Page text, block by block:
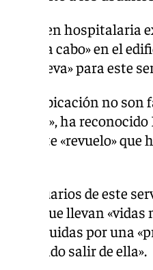
la orden hospitalaria
llevar a cabo» en el
nueva» para este
de ubicación no
tiempo», ha
a este «revuelo» que
los usuarios de este
que llevan
influidas por una
salir de ella».